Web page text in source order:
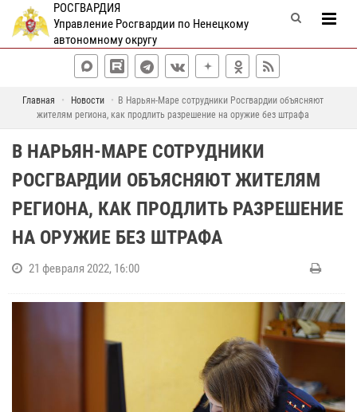
РОСГВАРДИЯ
Управление Росгвардии по Ненецкому
автономному округу
Главная Новости
В Нарьян-Маре сотрудники Росгвардии объясняют
жителям региона, как продлить разрешение на оружие без штрафа
В НАРЬЯН-МАРЕ СОТРУДНИКИ
РОСГВАРДИИ ОБЪЯСНЯЮТ ЖИТЕЛЯМ
РЕГИОНА, КАК ПРОДЛИТЬ РАЗРЕШЕНИЕ
НА ОРУЖИЕ БЕЗ ШТРАФА
21 февраля 2022, 16:00